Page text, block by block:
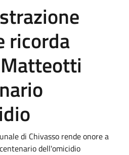
ricorda
di Chivasso rende onore a
dell'omicidio